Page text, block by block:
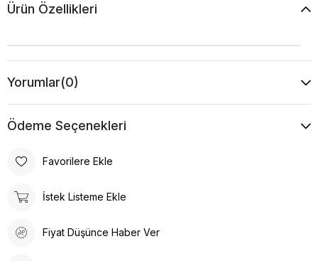
Ürün Özellikleri
Yorumlar(0)
Ödeme Seçenekleri
Favorilere Ekle
İstek Listeme Ekle
Fiyat Düşünce Haber Ver